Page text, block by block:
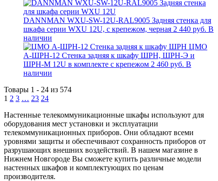
DANNMAN WXU-SW-12U-RAL9005 Задняя стенка для
шкафа серии WXU 12U, с крепежом, черная 2 440 руб. В
наличии
ЦМО
А-ШРН-12 Стенка задняя к шкафу ШРН, ШРН-Э и
ШРН-М 12U в комплекте с крепежом 2 460 руб. В
наличии
Товары 1 - 24 из 574
1 2 3 … 23 24
Настенные телекоммуникационные шкафы используют для
оборудования мест установки и эксплуатации
телекоммуникационных приборов. Они обладают всеми
уровнями защиты и обеспечивают сохранность приборов от
разрушающих внешних воздействий. В нашем магазине в
Нижнем Новгороде Вы сможете купить различные модели
настенных шкафов и комплектующих по ценам
производителя.